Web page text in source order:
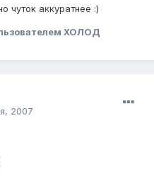
чуток аккуратнее :)
ХОЛОД
2007